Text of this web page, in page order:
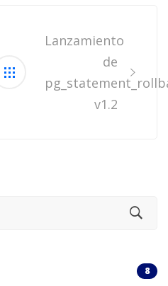
Lanzamiento
de
v1.2
8